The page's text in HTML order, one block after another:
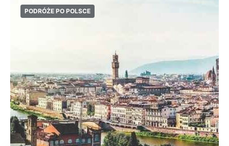
PODRÓŻE PO POLSCE